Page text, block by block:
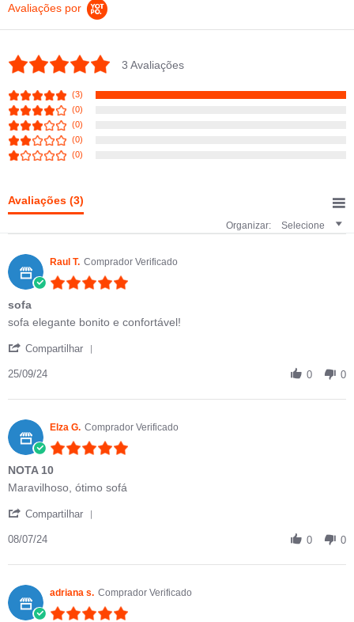
Avaliações por
5.0 star rating
3 Avaliações
(3)
(0)
(0)
(0)
(0)
Avaliações (3)
Organizar: Selecione
Raul T. Comprador Verificado
sofa
Review by Raul T. on 25 Sep 2024
review stating sofa
sofa elegante bonito e confortável!
Compartilhar
25/09/24 0 0
Elza G. Comprador Verificado
NOTA 10
Review by Elza G. on 8 Jul 2024
review stating NOTA 10
Maravilhoso, ótimo sofá
Compartilhar
08/07/24 0 0
adriana s. Comprador Verificado